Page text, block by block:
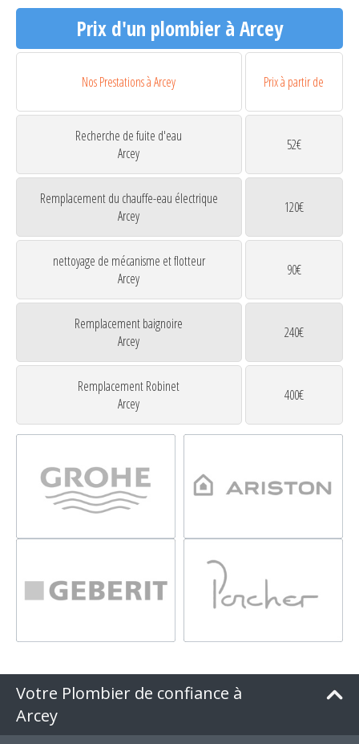
Prix d'un plombier à Arcey
Nos Prestations à Arcey Prix à partir de
Recherche de fuite d'eau
Arcey
52€
Remplacement du chauffe-eau électrique
Arcey
120€
nettoyage de mécanisme et flotteur
Arcey
90€
Remplacement baignoire
Arcey
240€
Remplacement Robinet
Arcey
400€
Votre Plombier de confiance à
Arcey